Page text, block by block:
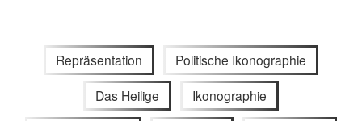
Repräsentation Politische Ikonographie
Das Heilige Ikonographie